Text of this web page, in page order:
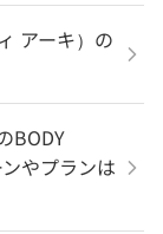
アーキ）の
BODY
やプランは